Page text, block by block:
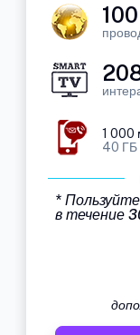
100
1 000
40 ГБ
*
в течение